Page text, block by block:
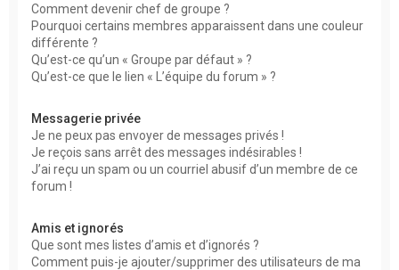
Comment devenir chef de groupe ?
Pourquoi certains membres apparaissent dans une couleur
différente ?
Qu’est-ce qu’un « Groupe par défaut » ?
Qu’est-ce que le lien « L’équipe du forum » ?
Messagerie privée
Je ne peux pas envoyer de messages privés !
Je reçois sans arrêt des messages indésirables !
J’ai reçu un spam ou un courriel abusif d’un membre de ce
forum !
Amis et ignorés
Que sont mes listes d’amis et d’ignorés ?
Comment puis-je ajouter/supprimer des utilisateurs de ma